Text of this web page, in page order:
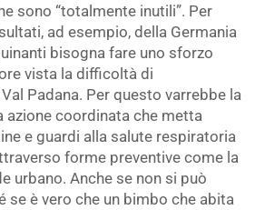
sono “totalmente inutili”. Per
ad esempio, della Germania
bisogna fare uno sforzo
vista la difficoltà di
Padana. Per questo varrebbe la
azione coordinata che metta
e guardi alla salute respiratoria
forme preventive come la
urbano. Anche se non si può
se è vero che un bimbo che abita